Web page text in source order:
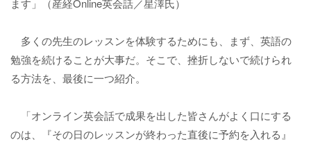
ます」（産経Online英会話／星澤氏）
多くの先生のレッスンを体験するためにも、まず、英語の
勉強を続けることが大事だ。そこで、挫折しないで続けられ
る方法を、最後に一つ紹介。
「オンライン英会話で成果を出した皆さんがよく口にする
のは、『その日のレッスンが終わった直後に予約を入れる』